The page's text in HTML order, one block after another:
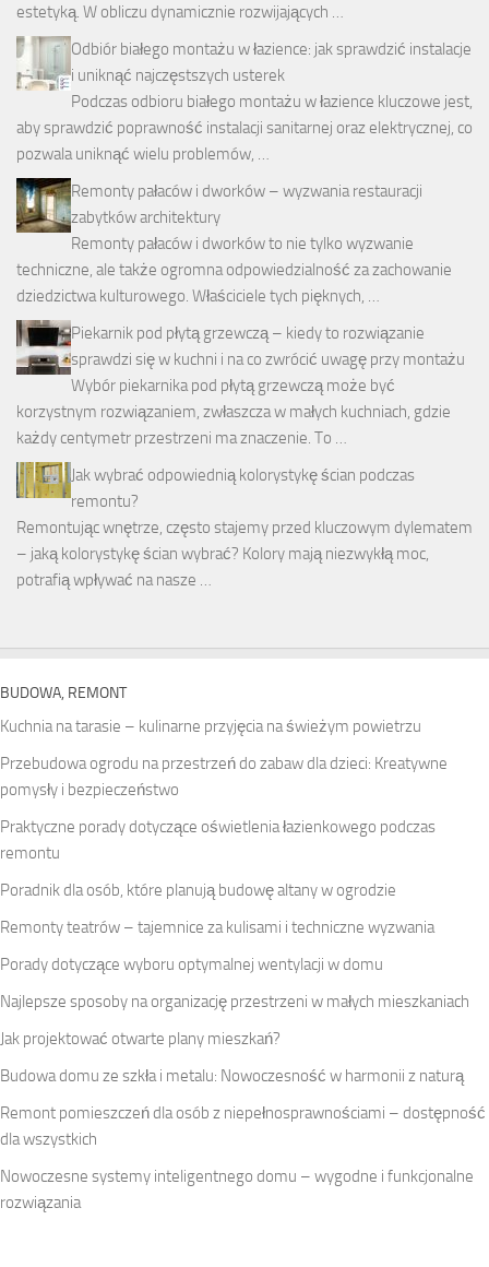
estetyką. W obliczu dynamicznie rozwijających …
Odbiór białego montażu w łazience: jak sprawdzić instalacje
i uniknąć najczęstszych usterek
Podczas odbioru białego montażu w łazience kluczowe jest,
aby sprawdzić poprawność instalacji sanitarnej oraz elektrycznej, co
pozwala uniknąć wielu problemów, …
Remonty pałaców i dworków – wyzwania restauracji
zabytków architektury
Remonty pałaców i dworków to nie tylko wyzwanie
techniczne, ale także ogromna odpowiedzialność za zachowanie
dziedzictwa kulturowego. Właściciele tych pięknych, …
Piekarnik pod płytą grzewczą – kiedy to rozwiązanie
sprawdzi się w kuchni i na co zwrócić uwagę przy montażu
Wybór piekarnika pod płytą grzewczą może być
korzystnym rozwiązaniem, zwłaszcza w małych kuchniach, gdzie
każdy centymetr przestrzeni ma znaczenie. To …
Jak wybrać odpowiednią kolorystykę ścian podczas
remontu?
Remontując wnętrze, często stajemy przed kluczowym dylematem
– jaką kolorystykę ścian wybrać? Kolory mają niezwykłą moc,
potrafią wpływać na nasze …
BUDOWA, REMONT
Kuchnia na tarasie – kulinarne przyjęcia na świeżym powietrzu
Przebudowa ogrodu na przestrzeń do zabaw dla dzieci: Kreatywne
pomysły i bezpieczeństwo
Praktyczne porady dotyczące oświetlenia łazienkowego podczas
remontu
Poradnik dla osób, które planują budowę altany w ogrodzie
Remonty teatrów – tajemnice za kulisami i techniczne wyzwania
Porady dotyczące wyboru optymalnej wentylacji w domu
Najlepsze sposoby na organizację przestrzeni w małych mieszkaniach
Jak projektować otwarte plany mieszkań?
Budowa domu ze szkła i metalu: Nowoczesność w harmonii z naturą
Remont pomieszczeń dla osób z niepełnosprawnościami – dostępność
dla wszystkich
Nowoczesne systemy inteligentnego domu – wygodne i funkcjonalne
rozwiązania